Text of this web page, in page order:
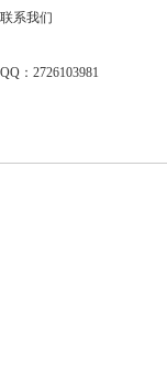
联系我们
QQ：2726103981